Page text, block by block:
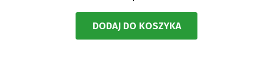
DODAJ DO KOSZYKA